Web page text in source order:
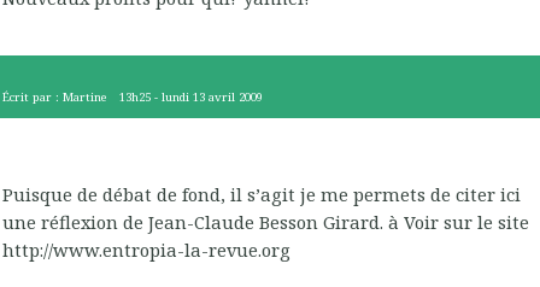
Écrit par : Martine 13h25 -lundi 13 avril 2009
Puisque de débat de fond, il s’agit je me permets de citer ici
une réflexion de Jean-Claude Besson Girard. à Voir sur le site
http://www.entropia-la-revue.org